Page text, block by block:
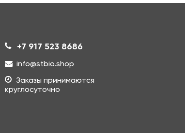
+7 917 523 8686
info@stbio.shop
Заказы принимаются
круглосуточно